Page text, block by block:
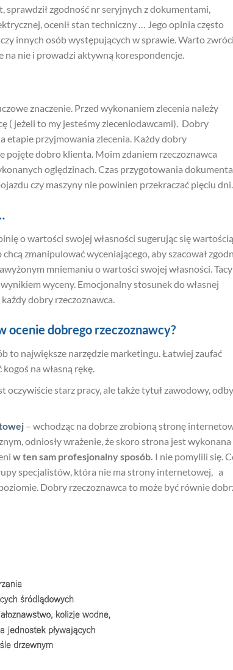
zgodność nr seryjnych z dokumentami,
ocenił stan techniczny … Jego opinia często
innych osób występujących w sprawie. Warto
na nie i prowadzi aktywną korespondencje.
znaczenie. Przed wykonaniem zlecenia należy
( jeżeli to my jesteśmy zleceniodawcami). Dobry
etapie przyjmowania zlecenia. Każdy dobry
pojęte dobro klienta. Moim zdaniem rzeczoznawca
oględzinach. Czas przygotowania
czy maszyny nie powinien przekraczać pięciu dni.
o wartości swojej własności sugerując się wartością
zmanipulować wyceniającego, aby szacował
mniemaniu o wartości swojej własności. Tacy
wyceny. Emocjonalny stosunek do własnej
dobry rzeczoznawca.
ocenie dobrego rzeczoznawcy?
to największe narzędzie marketingu. Łatwiej zaufać
na własną rękę.
oczywiście starz pracy, ale także tytuł zawodowy,
– wchodząc na dobrze zrobioną stronę
odniosły wrażenie, że skoro strona jest wykonana
w ten sam profesjonalny sposób. I nie pomylili się.
specjalistów, która nie ma strony internetowej, a
Dobry rzeczoznawca to może być równie